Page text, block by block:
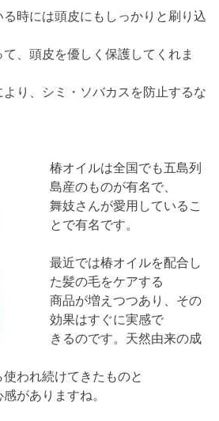
る時には頭皮にもしっかりと刷り込
、頭皮を優しく保護してくれま
り、シミ・ソバカスを防止するな
椿オイルは全国でも五島列
島産のものが有名で、
舞妓さんが愛用しているこ
とで有名です。
最近では椿オイルを配合し
た髪の毛をケアする
商品が増えつつあり、その
効果はすぐに実感で
きるのです。天然由来の成
われ続けてきたものと
がありますね。